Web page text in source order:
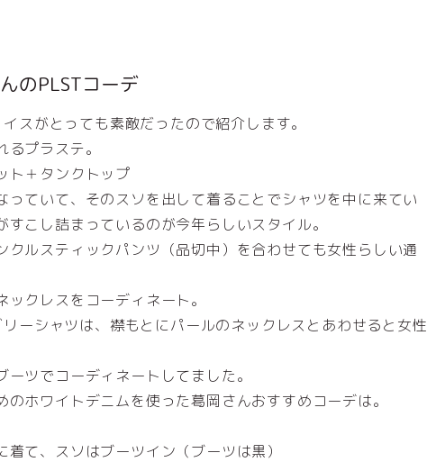
のPLSTコーデ
スがとっても素敵だったので紹介します。
プラステ。
ト＋タンクトップ
っていて、そのスソを出して着ることでシャツを中に来てい
こし詰まっているのが今年らしいスタイル。
クルスティックパンツ（品切中）を合わせても女性らしい通
クレスをコーディネート。
ーシャツは、襟もとにパールのネックレスとあわせると女性
ツでコーディネートしてました。
ホワイトデニムを使った葛岡さんおすすめコーデは。
て、スソはブーツイン（ブーツは黒）